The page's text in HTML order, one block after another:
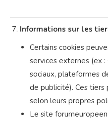
Informations sur les
Certains cookies
services externes (ex
sociaux, plateformes
de publicité). Ces
selon leurs propres
Le site